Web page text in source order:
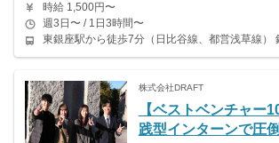
時給 1,500円〜
週3日〜 / 1日3時間〜
株式会社DRAFT
【ベストベンチャー
践型インターンで圧